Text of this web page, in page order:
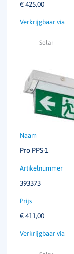
€425,00
Solar
Pro PPS-1
393373
€411,00